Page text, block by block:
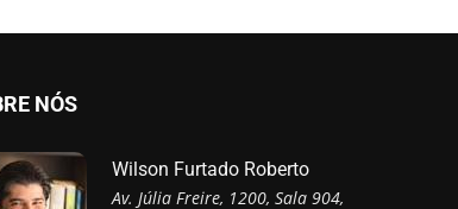
NÓS
Wilson Furtado Roberto
Av. Júlia Freire, 1200, Sala 904,